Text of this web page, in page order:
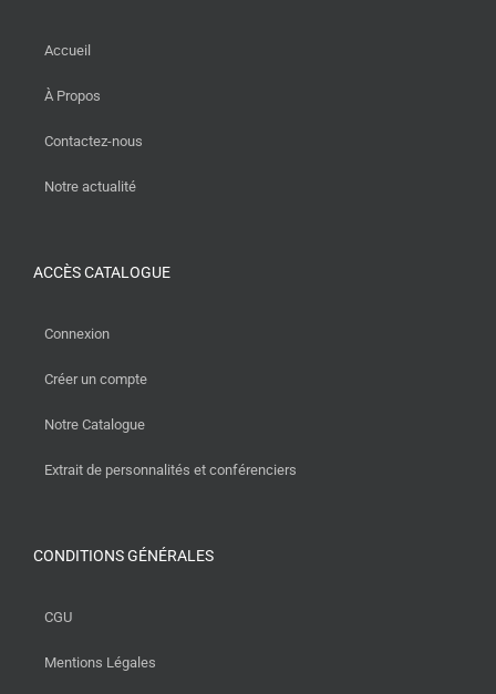
Accueil
À Propos
Contactez-nous
Notre actualité
ACCÈS CATALOGUE
Connexion
Créer un compte
Notre Catalogue
Extrait de personnalités et conférenciers
CONDITIONS GÉNÉRALES
CGU
Mentions Légales